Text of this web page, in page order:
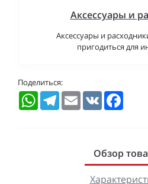
Аксессуары и
Аксессуары и
пригодиться для
Поделиться:
WhatsAppTelegramEmail VK
Обзор